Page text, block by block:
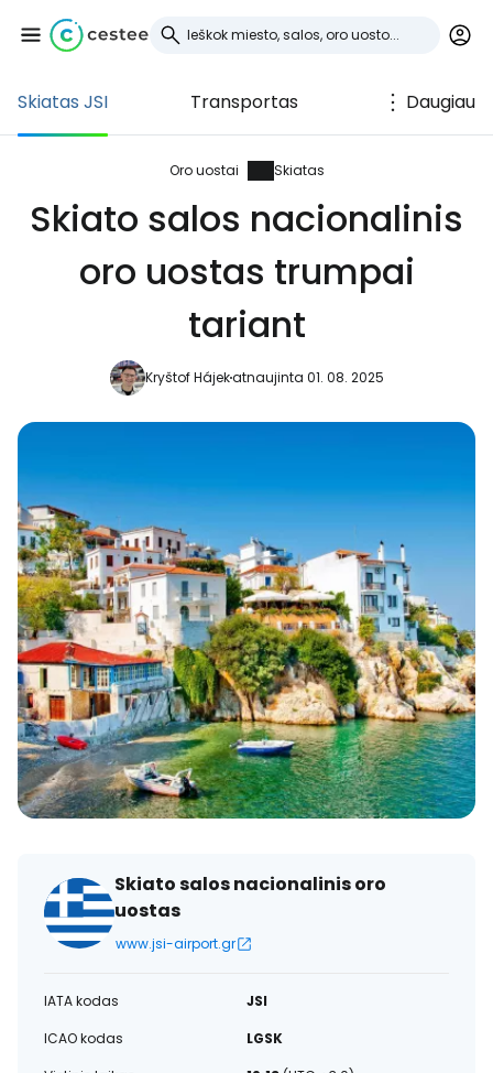
Skiatas JSI Transportas Daugiau
Oro uostai Skiatas
Skiato salos nacionalinis
oro uostas trumpai
tariant
Kryštof Hájekatnaujinta 01. 08. 2025
Skiato salos nacionalinis oro
uostas
www.jsi-airport.gr
IATA kodas
JSI
ICAO kodas
LGSK
Prisijunkite prie
Cestee
... pasaulinė kelionių bendruomenė
Tęsti su Facebook